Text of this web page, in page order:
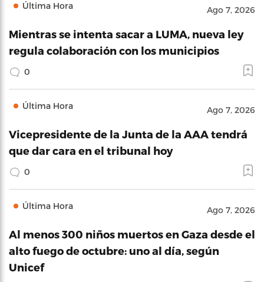
Última Hora Ago 7, 2026
Mientras se intenta sacar a LUMA, nueva ley
regula colaboración con los municipios
0
Última Hora Ago 7, 2026
Vicepresidente de la Junta de la AAA tendrá
que dar cara en el tribunal hoy
0
Última Hora Ago 7, 2026
Al menos 300 niños muertos en Gaza desde el
alto fuego de octubre: uno al día, según
Unicef